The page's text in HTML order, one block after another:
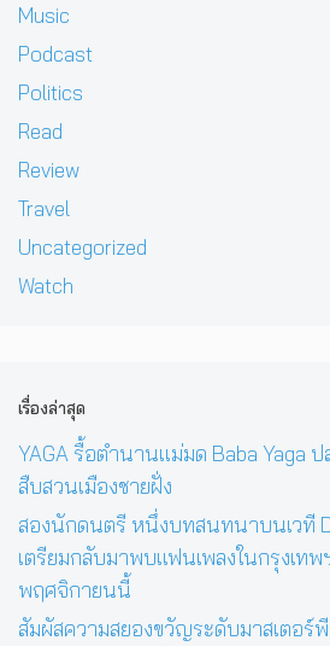
Music
Podcast
Politics
Read
Review
Travel
Uncategorized
Watch
เรื่องล่าสุด
YAGA รื้อตำนานแม่มด Baba Yaga
สืบสวนเมืองชายฝั่ง
สองนักดนตรี หนึ่งบทสนทนาบนเวที
เตรียมกลับมาพบแฟนเพลงในกรุงเท
พฤศจิกายนนี้
สัมผัสความสยองขวัญระดับมาสเตอร์